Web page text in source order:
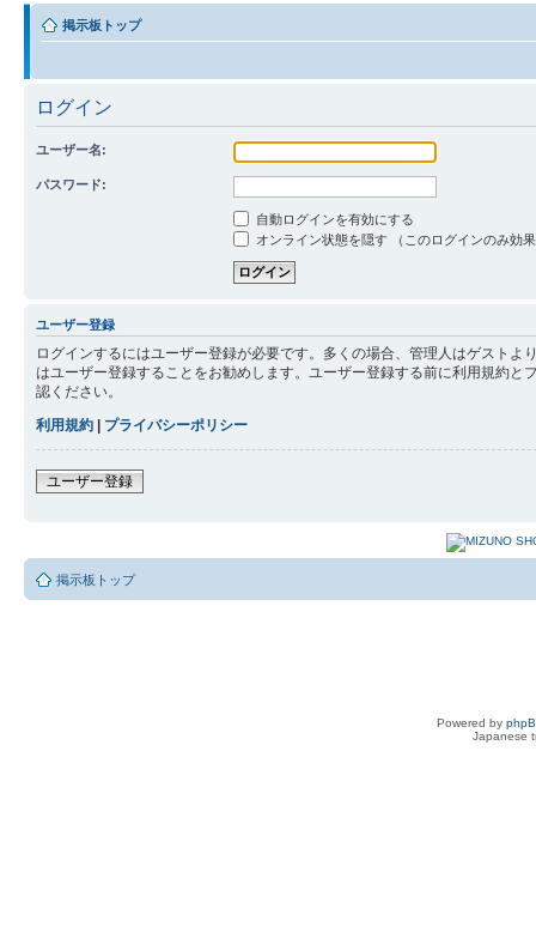
掲示板トップ
ログイン
ユーザー名:
パスワード:
自動ログインを有効にする
オンライン状態を隠す （このログインのみ効
ユーザー登録
ログインするにはユーザー登録が必要です。多くの場合、管理人はゲスト
はユーザー登録することをお勧めします。ユーザー登録する前に利用規約
認ください。
利用規約 | プライバシーポリシー
ユーザー登録
掲示板トップ
Powered by
Japanese